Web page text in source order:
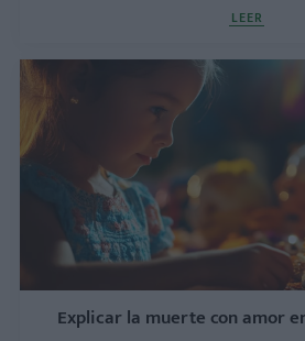
LEER
Explicar la muerte con amor